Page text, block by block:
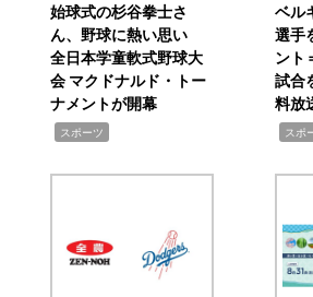
始球式の杉谷拳士さ
ん、野球に熱い思い
全日本学童軟式野球大
会 マクドナルド・トー
ナメントが開幕
スポーツ
ベル
選手
ント
試合
料放
スポ